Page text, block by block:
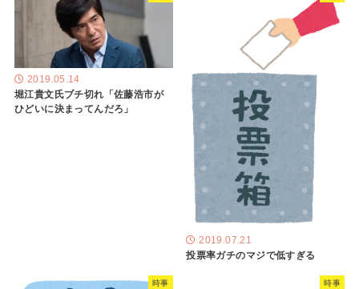
2019.05.14
堀江貴文氏ブチ切れ「佐藤浩市が
ひどいに決まってんだろ」
2019.07.21
投票率ガチのマジで低すぎる
時事 時事